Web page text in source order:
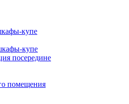
купе
купе
посередине
помещения